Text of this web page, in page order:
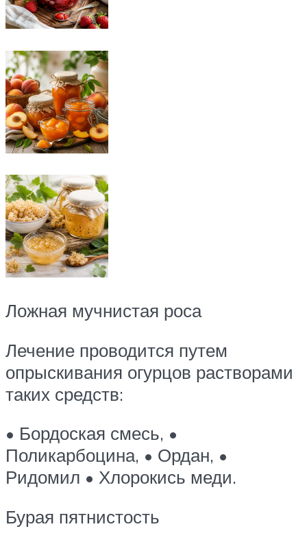
Ложная мучнистая роса
Лечение проводится путем
опрыскивания огурцов растворами
таких средств:
• Бордоская смесь, •
Поликарбоцина, • Ордан, •
Ридомил • Хлорокись меди.
Бурая пятнистость